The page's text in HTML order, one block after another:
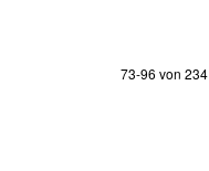
73-96 von 234